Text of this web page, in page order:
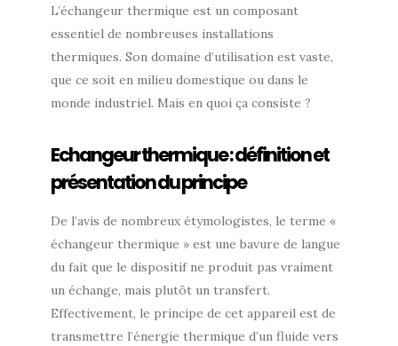
L’échangeur thermique est un composant
essentiel de nombreuses installations
thermiques. Son domaine d’utilisation est vaste,
que ce soit en milieu domestique ou dans le
monde industriel. Mais en quoi ça consiste ?
Echangeur thermique : définition et
présentation du principe
De l’avis de nombreux étymologistes, le terme «
échangeur thermique » est une bavure de langue
du fait que le dispositif ne produit pas vraiment
un échange, mais plutôt un transfert.
Effectivement, le principe de cet appareil est de
transmettre l’énergie thermique d’un fluide vers